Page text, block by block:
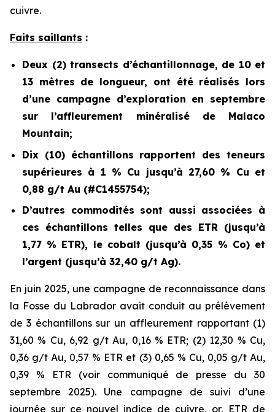
cuivre.
Faits saillants :
Deux (2) transects d’échantillonnage, de 10 et
13 mètres de longueur, ont été réalisés lors
d’une campagne d’exploration en septembre
sur l’affleurement minéralisé de Malaco
Mountain;
Dix (10) échantillons rapportent des teneurs
supérieures à 1 % Cu jusqu’à 27,60 % Cu et
0,88 g/t Au (#C1455754);
D’autres commodités sont aussi associées à
ces échantillons telles que des ETR (jusqu’à
1,77 % ETR), le cobalt (jusqu’à 0,35 % Co) et
l’argent (jusqu’à 32,40 g/t Ag).
En juin 2025, une campagne de reconnaissance dans
la Fosse du Labrador avait conduit au prélèvement
de 3 échantillons sur un affleurement rapportant (1)
31,60 % Cu, 6,92 g/t Au, 0,16 % ETR; (2) 12,30 % Cu,
0,36 g/t Au, 0,57 % ETR et (3) 0,65 % Cu, 0,05 g/t Au,
0,39 % ETR (voir communiqué de presse du 30
septembre 2025). Une campagne de suivi d’une
journée sur ce nouvel indice de cuivre, or, ETR de